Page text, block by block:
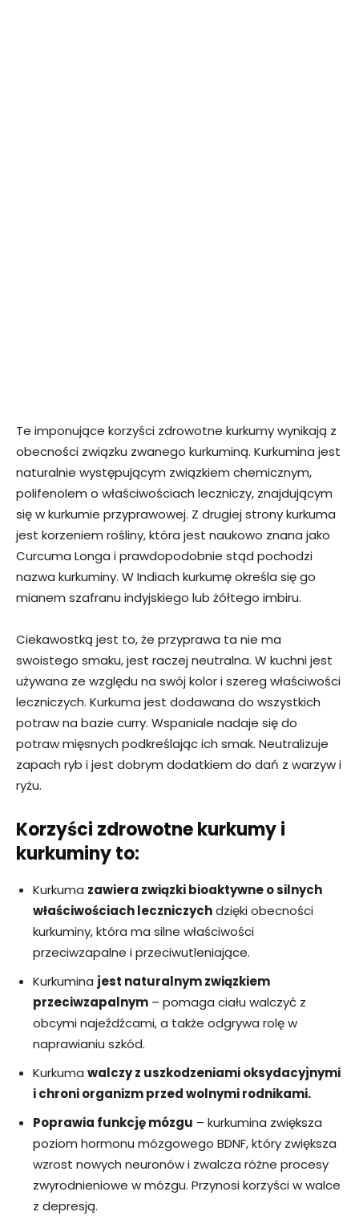
Te imponujące korzyści zdrowotne kurkumy wynikają z
obecności związku zwanego kurkuminą. Kurkumina jest
naturalnie występującym związkiem chemicznym,
polifenolem o właściwościach leczniczy, znajdującym
się w kurkumie przyprawowej. Z drugiej strony kurkuma
jest korzeniem rośliny, która jest naukowo znana jako
Curcuma Longa i prawdopodobnie stąd pochodzi
nazwa kurkuminy. W Indiach kurkumę określa się go
mianem szafranu indyjskiego lub żółtego imbiru.
Ciekawostką jest to, że przyprawa ta nie ma
swoistego smaku, jest raczej neutralna. W kuchni jest
używana ze względu na swój kolor i szereg właściwości
leczniczych. Kurkuma jest dodawana do wszystkich
potraw na bazie curry. Wspaniale nadaje się do
potraw mięsnych podkreślając ich smak. Neutralizuje
zapach ryb i jest dobrym dodatkiem do dań z warzyw i
ryżu.
Korzyści zdrowotne kurkumy i
kurkuminy to:
Kurkuma zawiera związki bioaktywne o silnych
właściwościach leczniczychdzięki obecności
kurkuminy, która ma silne właściwości
przeciwzapalne i przeciwutleniające.
Kurkumina jest naturalnym związkiem
przeciwzapalnym – pomaga ciału walczyć z
obcymi najeźdźcami, a także odgrywa rolę w
naprawianiu szkód.
Kurkuma walczy z uszkodzeniami oksydacyjnymi
i chroni organizm przed wolnymi rodnikami.
Poprawia funkcję mózgu – kurkumina zwiększa
poziom hormonu mózgowego BDNF, który zwiększa
wzrost nowych neuronów i zwalcza różne procesy
zwyrodnieniowe w mózgu. Przynosi korzyści w walce
z depresją.